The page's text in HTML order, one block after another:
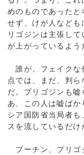
めのものであったと
せず、けが人など
リゴジンは主張し
が上がっているよう
誰が、フェイクな
点では、まだ、判ら
だ。プリゴジンも
あ、この人は嘘ば
シア国防省当局者
スを流しているだけ
プーチン、プリゴ